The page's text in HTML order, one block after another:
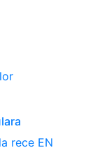
rece EN